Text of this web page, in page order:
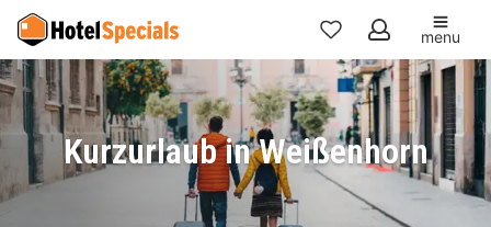
Meine
Favoriten
menu
Kurzurlaub in Weißenhorn